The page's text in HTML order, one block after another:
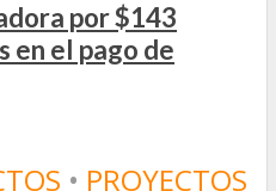
por $143
en el pago de
• PROYECTOS